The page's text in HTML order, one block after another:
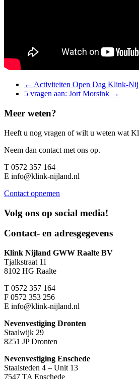
Berichten
navigatie
← Activiteiten Open Dag Klink-
5 vragen aan: Jort Morsink →
Meer weten?
Heeft u nog vragen of wilt u weten wat
Neem dan contact met ons op.
T 0572 357 164
E info@klink-nijland.nl
Contact opnemen
Volg ons op social media!
Contact- en adresgegevens
Klink Nijland GWW Raalte BV
Tjalkstraat 11
8102 HG Raalte
T 0572 357 164
F 0572 353 256
E info@klink-nijland.nl
Nevenvestiging Dronten
Staalwijk 29
8251 JP Dronten
Nevenvestiging Enschede
Staalsteden 4 – Unit 13
7547 TA Enschede